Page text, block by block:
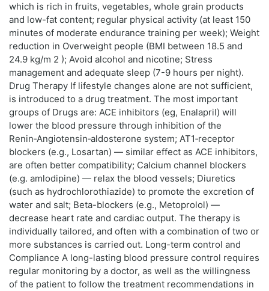
which is rich in fruits, vegetables, whole grain products
and low-fat content; regular physical activity (at least 150
minutes of moderate endurance training per week); Weight
reduction in Overweight people (BMI between 18.5 and
24.9 kg/m 2 ); Avoid alcohol and nicotine; Stress
management and adequate sleep (7-9 hours per night).
Drug Therapy If lifestyle changes alone are not sufficient,
is introduced to a drug treatment. The most important
groups of Drugs are: ACE inhibitors (eg, Enalapril) will
lower the blood pressure through inhibition of the
Renin‑Angiotensin‑aldosterone system; AT1‑receptor
blockers (e.g., Losartan) — similar effect as ACE inhibitors,
are often better compatibility; Calcium channel blockers
(e.g. amlodipine) — relax the blood vessels; Diuretics
(such as hydrochlorothiazide) to promote the excretion of
water and salt; Beta-blockers (e.g., Metoprolol) —
decrease heart rate and cardiac output. The therapy is
individually tailored, and often with a combination of two or
more substances is carried out. Long-term control and
Compliance A long-lasting blood pressure control requires
regular monitoring by a doctor, as well as the willingness
of the patient to follow the treatment recommendations in